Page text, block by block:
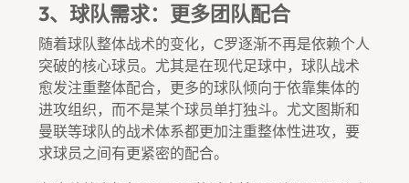
3、球队需求：更多团队配合
随着球队整体战术的变化，C罗逐渐不再是依赖个人
突破的核心球员。尤其是在现代足球中，球队战术
愈发注重整体配合，更多的球队倾向于依靠集体的
进攻组织，而不是某个球员单打独斗。尤文图斯和
曼联等球队的战术体系都更加注重整体性进攻，要
求球员之间有更紧密的配合。